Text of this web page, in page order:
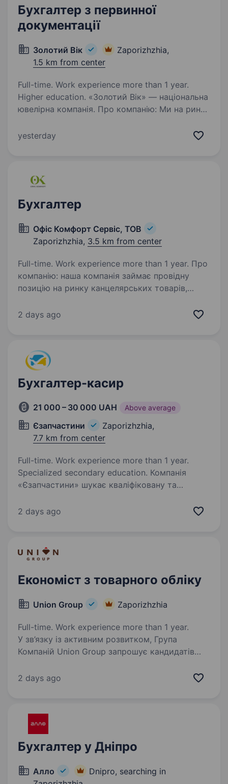
Бухгалтер з первинної
документації
Золотий Вік
Zaporizhzhia,
1.5 km from center
Full-time. Work experience more than 1 year.
Higher education. «Золотий Вік» — національна
ювелірна компанія. Про компанію: Ми на ринку
Власне виробництво; 91% наших директорів
yesterday
Бухгалтер
Офіс Комфорт Сервіс, ТОВ
Zaporizhzhia, 3.5 km from center
Full-time. Work experience more than 1 year. Про
компанію: наша компанія займає провідну
позицію на ринку канцелярських товарів,
продукції та інших товарів для забезпечення
2 days ago
Бухгалтер-касир
21 000 – 30 000 UAH Above average
Єзапчастини
Zaporizhzhia,
7.7 km from center
Full-time. Work experience more than 1 year.
Specialized secondary education. Компанія
«Єзапчастини» шукає кваліфіковану та
касир. Основні обов’язки: Ведення касових
2 days ago
Економіст з товарного обліку
Union Group Zaporizhzhia
Full-time. Work experience more than 1 year.
У зв’язку із активним розвитком, Група
Компаній Union Group запрошує кандидатів
Економіст з товарного обліку. Що робить
2 days ago
Бухгалтер у Дніпро
Алло
Dnipro, searching in